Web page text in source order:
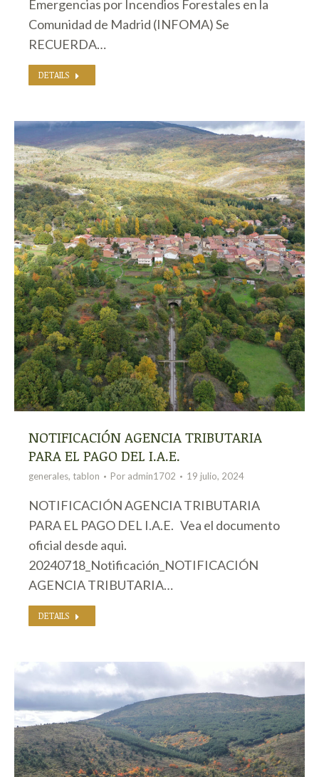
Emergencias por Incendios Forestales en la
Comunidad de Madrid (INFOMA) Se
RECUERDA…
DETAILS
NOTIFICACIÓN AGENCIA TRIBUTARIA
PARA EL PAGO DEL I.A.E.
generales, tablon Por admin1702 19 julio, 2024
NOTIFICACIÓN AGENCIA TRIBUTARIA
PARA EL PAGO DEL I.A.E. Vea el documento
oficial desde aqui.
20240718_Notificación_NOTIFICACIÓN
AGENCIA TRIBUTARIA…
DETAILS